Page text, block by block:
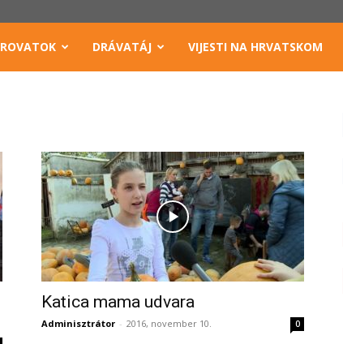
ROVATOK DRÁVATÁJ VIJESTI NA HRVATSKOM
Katica mama udvara
Adminisztrátor - 2016, november 10. 0